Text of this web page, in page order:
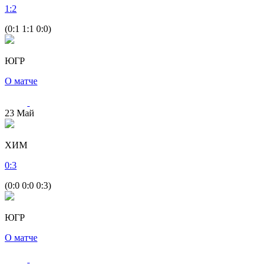
1 :2
(0:1 1:1 0:0)
ЮГР
О матче
23 Май
ХИМ
0:3
(0:0 0:0 0:3)
ЮГР
О матче